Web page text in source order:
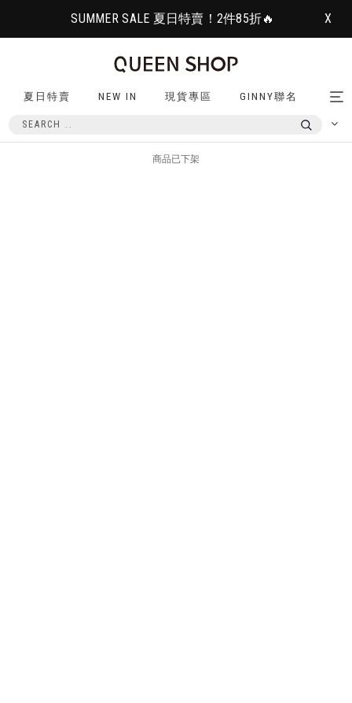
SUMMER SALE 夏日特賣！2件85折🔥 X
夏日特賣 NEW IN 現貨專區 GINNY聯名
商品已下架